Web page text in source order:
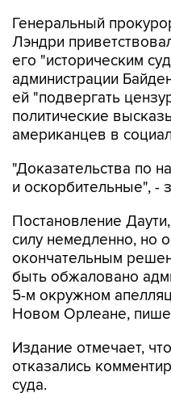
его "историческим
администрации
ей "подвергать
политические
американцев в
"Доказательства по
Постановление
окончательным
быть обжаловано
5-м окружном
Новом Орлеане,
Издание отмечает,
суда.
Белый дом